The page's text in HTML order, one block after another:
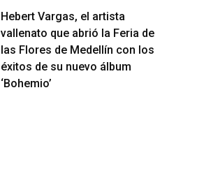
Hebert Vargas, el artista
vallenato que abrió la Feria de
las Flores de Medellín con los
éxitos de su nuevo álbum
‘Bohemio’